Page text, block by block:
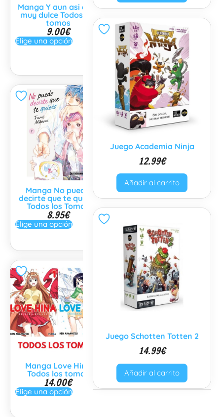
Manga Y aun asi eres
muy dulce Todos los
tomos
9.00€
Elige una opción
Manga Bolsa de Papel
Serie Completa 2
tomos
8.00€
Elige una opción
Manga No puedo
decirte que te quiero
Todos los Tomos
8.95€
Elige una opción
Manga Card Captor
Sakura Todos los
tomos
Elige una opción
Manga Love Hina
Todos los tomos
14.00€
Elige una opción
Manga Llegando a ti
Todos los tomos
7.95€
Elige una opción
Juego Academia Ninja
12.99€
Añadir al carrito
Juego Schotten Totten 2
14.99€
Añadir al carrito